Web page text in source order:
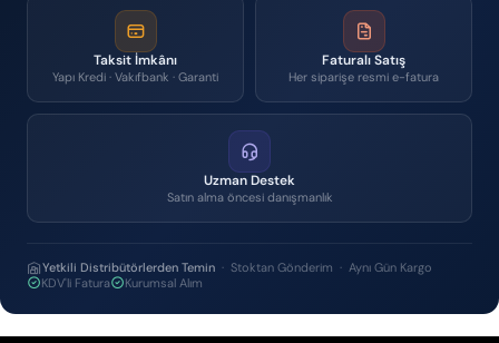
Taksit İmkânı
Yapı Kredi · Vakıfbank · Garanti
Faturalı Satış
Her siparişe resmi e-fatura
Uzman Destek
Satın alma öncesi danışmanlık
Yetkili Distribütörlerden Temin · Stoktan Gönderim · Aynı Gün Kargo
KDV'li Fatura
Kurumsal Alım